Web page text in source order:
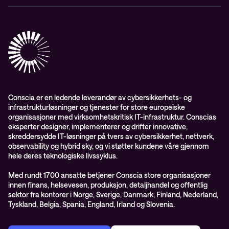
Aktsomhetsvurdering
Conscia Education Services
Conscia er en ledende leverandør av cybersikkerhets- og
infrastrukturløsninger og tjenester for store europeiske
organisasjoner med virksomhetskritisk IT-infrastruktur. Conscias
eksperter designer, implementerer og drifter innovative,
skreddersydde IT-løsninger på tvers av cybersikkerhet, nettverk,
observability og hybrid sky, og vi støtter kundene våre gjennom
hele deres teknologiske livssyklus.
Med rundt 1700 ansatte betjener Conscia store organisasjoner
innen finans, helsevesen, produksjon, detaljhandel og offentlig
sektor fra kontorer i Norge, Sverige, Danmark, Finland, Nederland,
Tyskland, Belgia, Spania, England, Irland og Slovenia.